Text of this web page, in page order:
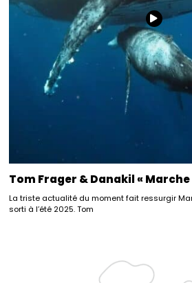
Tom Frager & Danakil «
La triste actualité du moment fait ressurgir
sorti à l’été 2025. Tom